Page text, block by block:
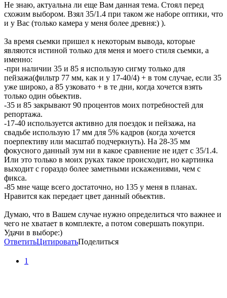
Не знаю, актуальна ли еще Вам данная тема. Стоял перед
схожим выбором. Взял 35/1.4 при таком же наборе оптики, что
и у Вас (только камера у меня более древня:) ).
За время сьемки пришел к некоторым вывода, которые
являются истиной только для меня и моего стиля сьемки, а
именно:
-при наличии 35 и 85 я использую сигму только для
пейзажа(фильтр 77 мм, как и у 17-40/4) + в том случае, если 35
уже широко, а 85 узковато + в те дни, когда хочется взять
только один обьектив.
-35 и 85 закрывают 90 процентов моих потребностей для
репортажа.
-17-40 используется активно для поездок и пейзажа, на
свадьбе использую 17 мм для 5% кадров (когда хочется
поерпективу или масштаб подчеркнуть). На 28-35 мм
фокусного данный зум ни в какое сравнение не идет с 35/1.4.
Или это только в моих руках такое происходит, но картинка
выходит с гораздо более заметными искажениями, чем с
фикса.
-85 мне чаще всего достаточно, но 135 у меня в планах.
Нравится как передает цвет данный обьектив.
Думаю, что в Вашем случае нужно определиться что важнее и
чего не хватает в комплекте, а потом совершать покупри.
Удачи в выборе:)
ОтветитьЦитироватьПоделиться
1